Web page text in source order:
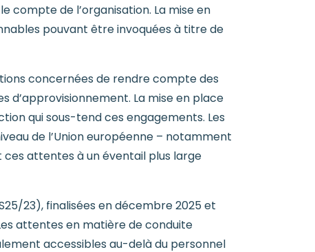
compte de l’organisation. La mise en
pouvant être invoquées à titre de
concernées de rendre compte des
d’approvisionnement. La mise en place
qui sous-tend ces engagements. Les
de l’Union européenne – notamment
attentes à un éventail plus large
23), finalisées en décembre 2025 et
attentes en matière de conduite
accessibles au-delà du personnel